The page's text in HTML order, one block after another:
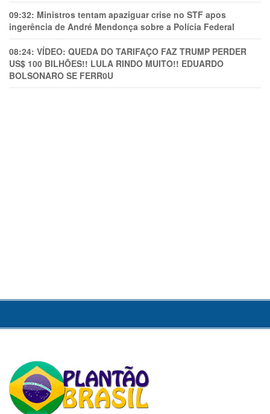
09:32: Ministros tentam apaziguar crise no STF apos
ingerência de André Mendonça sobre a Polícia Federal
08:24: VÍDEO: QUEDA DO TARIFAÇO FAZ TRUMP PERDER
US$ 100 BILHÕES!! LULA RINDO MUITO!! EDUARDO
BOLSONARO SE FERR0U